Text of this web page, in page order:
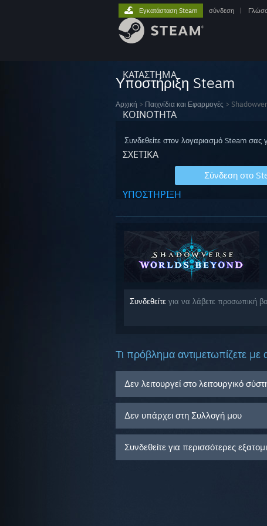
ΚΑΤΑΣΤΗΜΑ
ΚΟΙΝΟΤΗΤΑ
ΣΧΕΤΙΚΆ
ΥΠΟΣΤΗΡΙΞΗ
Εγκατάσταση Steam σύνδεση
Υποστήριξη Steam
Αρχική > Παιχνίδια και Εφαρμογές >
Συνδεθείτε στον λογαριασμό Steam σας
Σύνδεση στο
Συνδεθείτε για να λάβετε προσωπική
Τι πρόβλημα αντιμετωπίζετε με
Δεν λειτουργεί στο λειτουργικό
Δεν υπάρχει στη Συλλογή μου
Συνδεθείτε για περισσότερες